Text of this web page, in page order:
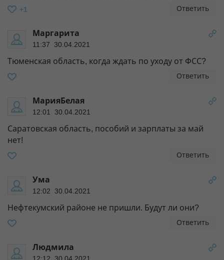
+1 Ответить
Маргарита
11:37 30.04.2021
Тюменская область, когда ждать по уходу от ФСС?
Ответить
МарияБелая
12:01 30.04.2021
Саратовская область, пособий и зарплаты за май
нет!
Ответить
Ума
12:02 30.04.2021
Нефтекумский районе не пришли. Будут ли они?
Ответить
Людмила